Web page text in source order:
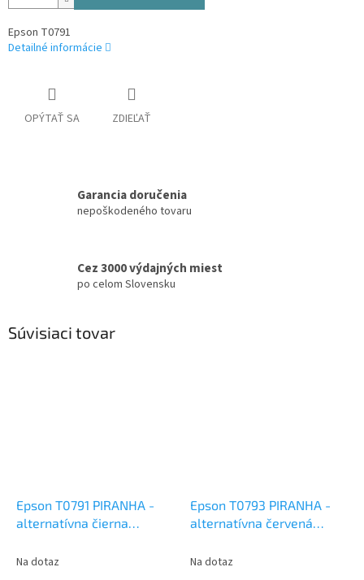
Epson T0791
Detailné informácie
OPÝTAŤ SA ZDIEĽAŤ
Garancia doručenia
nepoškodeného tovaru
Cez 3000 výdajných miest
po celom Slovensku
Súvisiaci tovar
Epson T0791 PIRANHA -
alternatívna čierna
Na dotaz
Epson T0793 PIRANHA -
alternatívna červená
Na dotaz